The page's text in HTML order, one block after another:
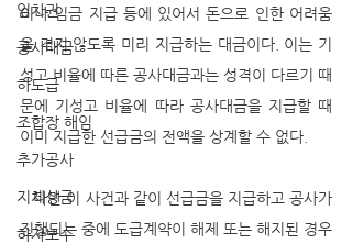
임차권
공사대금
하도급
조합장 해임
추가공사
지체상금
하자보수
이나 임금 지급 등에 있어서 돈으로 인한 어려움
을 겪지 않도록 미리 지급하는 대금이다. 이는 기
성고 비율에 따른 공사대금과는 성격이 다르기 때
문에 기성고 비율에 따라 공사대금을 지급할 때
이미 지급한 선급금의 전액을 상계할 수 없다.
   다만 이 사건과 같이 선급금을 지급하고 공사가
진행되는 중에 도급계약이 해제 또는 해지된 경우